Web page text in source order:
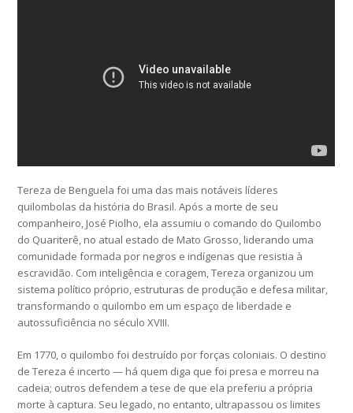
Tereza de Benguela foi uma das mais notáveis líderes
quilombolas da história do Brasil. Após a morte de seu
companheiro, José Piolho, ela assumiu o comando do Quilombo
do Quariterê, no atual estado de Mato Grosso, liderando uma
comunidade formada por negros e indígenas que resistia à
escravidão. Com inteligência e coragem, Tereza organizou um
sistema político próprio, estruturas de produção e defesa militar,
transformando o quilombo em um espaço de liberdade e
autossuficiência no século XVIII.
Em 1770, o quilombo foi destruído por forças coloniais. O destino
de Tereza é incerto — há quem diga que foi presa e morreu na
cadeia; outros defendem a tese de que ela preferiu a própria
morte à captura. Seu legado, no entanto, ultrapassou os limites